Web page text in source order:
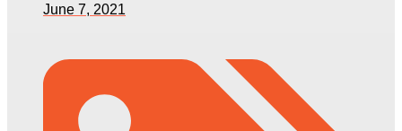
June 7, 2021